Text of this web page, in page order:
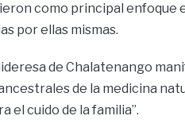
como principal enfoque
por ellas mismas.
de Chalatenango
de la medicina
el cuido de la familia”.